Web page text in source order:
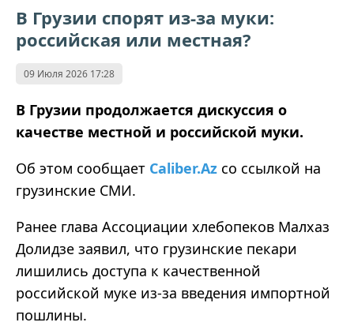
В Грузии спорят из-за муки:
российская или местная?
09 Июля 2026 17:28
В Грузии продолжается дискуссия о
качестве местной и российской муки.
Об этом сообщает Caliber.Az со ссылкой на
грузинские СМИ.
Ранее глава Ассоциации хлебопеков Малхаз
Долидзе заявил, что грузинские пекари
лишились доступа к качественной
российской муке из-за введения импортной
пошлины.